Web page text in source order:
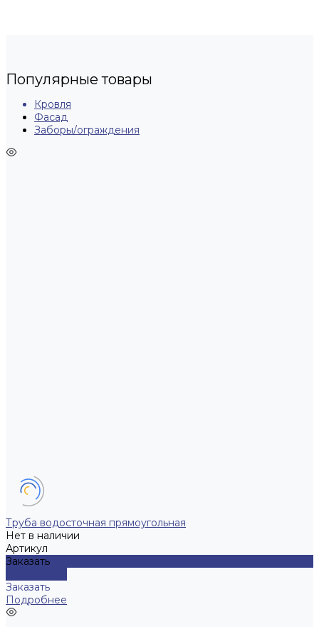
Популярные товары
Кровля
Фасад
Заборы/ограждения
Труба водосточная прямоугольная
Нет в наличии
Артикул
Заказать
Заказать
Подробнее